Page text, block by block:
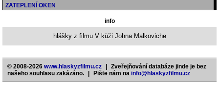
ZATEPLENÍ OKEN
info
hlášky z filmu V kůži Johna Malkoviche
© 2008-2026 www.hlaskyzfilmu.cz
Zveřejňování databáze jinde je bez
našeho souhlasu zakázáno.
Pište nám na info@hlaskyzfilmu.cz